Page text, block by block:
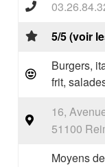
5/5 (voir
Burgers,
frit,
16,
51100
Moyens